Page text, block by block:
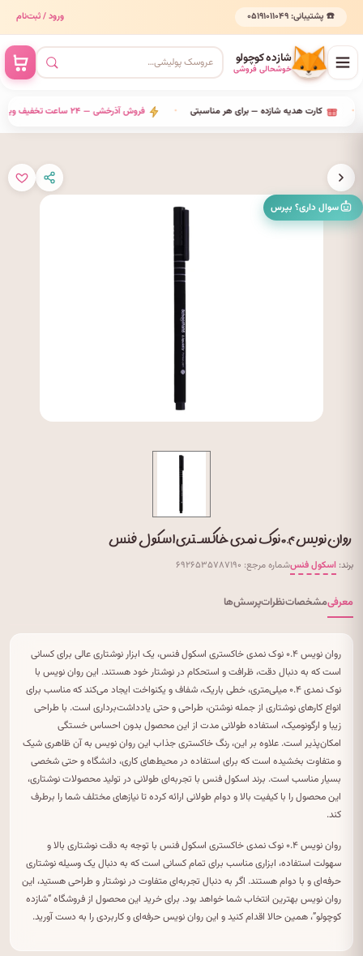
☎️ پشتیبانی: ۰۵۱۹۱۰۱۱۰۴۹ ورود / ثبت‌نام
شازده کوچولو
خوشحالی فروشی
فروش آذرخشی — ۲۴ ساعت تخفیف ویژه • کارت هدیه شازده — برای هر مناسبتی •
سوال داری؟ بپرس
روان نویس ۰.۴ نوک نمدی خاکستری اسکول فنس
برند: اسکول فنسشماره مرجع: ۶۹۲۶۵۳۵۷۸۷۱۹۰
معرفیمشخصاتنظراتپرسش‌ها
روان نویس ۰.۴ نوک نمدی خاکستری اسکول فنس، یک ابزار نوشتاری عالی برای کسانی
است که به دنبال دقت، ظرافت و استحکام در نوشتار خود هستند. این روان نویس با
نوک نمدی ۰.۴ میلی‌متری، خطی باریک، شفاف و یکنواخت ایجاد می‌کند که مناسب برای
انواع کارهای نوشتاری از جمله نوشتن، طراحی و حتی یادداشت‌برداری است. با طراحی
زیبا و ارگونومیک، استفاده طولانی مدت از این محصول بدون احساس خستگی
امکان‌پذیر است. علاوه بر این، رنگ خاکستری جذاب این روان نویس به آن ظاهری شیک
و متفاوت بخشیده است که برای استفاده در محیط‌های کاری، دانشگاه و حتی شخصی
بسیار مناسب است. برند اسکول فنس با تجربه‌ای طولانی در تولید محصولات نوشتاری،
این محصول را با کیفیت بالا و دوام طولانی ارائه کرده تا نیازهای مختلف شما را برطرف
کند.
روان نویس ۰.۴ نوک نمدی خاکستری اسکول فنس با توجه به دقت نوشتاری بالا و
سهولت استفاده، ابزاری مناسب برای تمام کسانی است که به دنبال یک وسیله نوشتاری
حرفه‌ای و با دوام هستند. اگر به دنبال تجربه‌ای متفاوت در نوشتار و طراحی هستید، این
روان نویس بهترین انتخاب شما خواهد بود. برای خرید این محصول از فروشگاه “شازده
کوچولو”، همین حالا اقدام کنید و این روان نویس حرفه‌ای و کاربردی را به دست آورید.